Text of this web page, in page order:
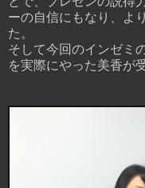
ーの自信にもなり、よ
た。
そして今回のインゼミ
を実際にやった美香が